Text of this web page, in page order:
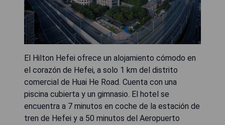
El Hilton Hefei ofrece un alojamiento cómodo en
el corazón de Hefei, a solo 1 km del distrito
comercial de Huai He Road. Cuenta con una
piscina cubierta y un gimnasio. El hotel se
encuentra a 7 minutos en coche de la estación de
tren de Hefei y a 50 minutos del Aeropuerto